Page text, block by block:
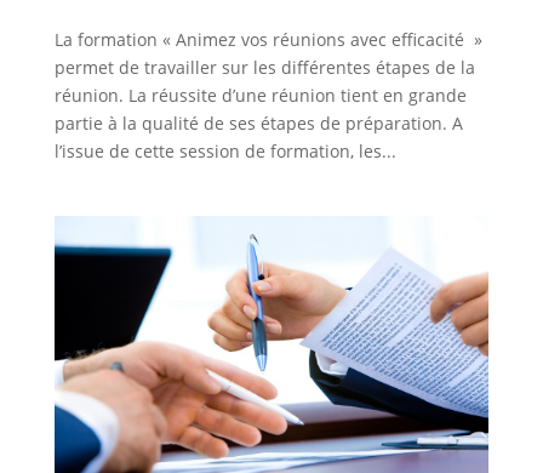
La formation « Animez vos réunions avec efficacité »
permet de travailler sur les différentes étapes de la
réunion. La réussite d’une réunion tient en grande
partie à la qualité de ses étapes de préparation. A
l’issue de cette session de formation, les...